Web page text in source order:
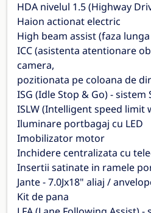
HDA nivelul 1.5 (Highway
Haion actionat electric
High beam assist (faza
ICC (asistenta atentionare
camera,
pozitionata pe coloana de
ISG (Idle Stop & Go) -
ISLW (Intelligent speed limit
Iluminare portbagaj cu LED
Imobilizator motor
Inchidere centralizata cu
Insertii satinate in ramele
Jante - 7.0Jx18" aliaj /
Kit de pana